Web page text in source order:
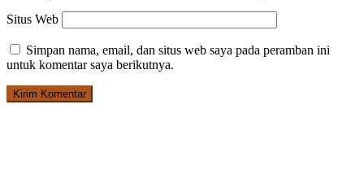
Situs Web
Simpan nama, email, dan situs web saya pada peramban ini
untuk komentar saya berikutnya.